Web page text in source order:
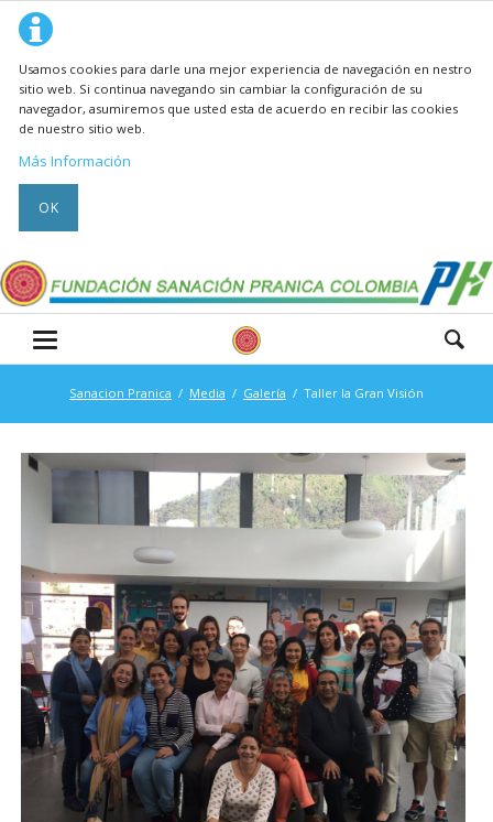
Usamos cookies para darle una mejor experiencia de navegación en nestro
sitio web. Si continua navegando sin cambiar la configuración de su
navegador, asumiremos que usted esta de acuerdo en recibir las cookies
de nuestro sitio web.
Más Información
OK
Sanacion Pranica Media Galería Taller la Gran Visión